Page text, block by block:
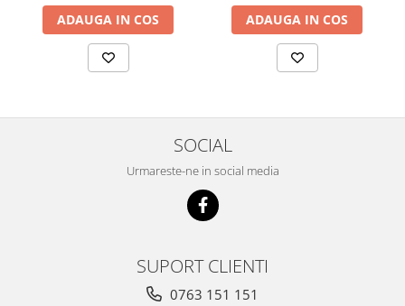
ADAUGA IN COS ADAUGA IN COS
SOCIAL
Urmareste-ne in social media
SUPORT CLIENTI
0763 151 151